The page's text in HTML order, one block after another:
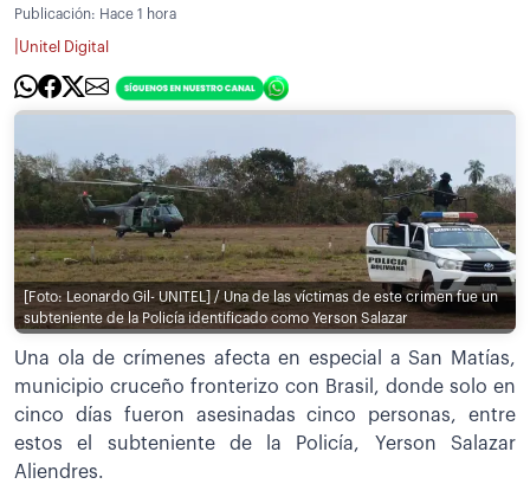
Publicación: Hace 1 hora
Unitel Digital
[Foto: Leonardo Gil- UNITEL] / Una de las víctimas de este crimen fue un
subteniente de la Policía identificado como Yerson Salazar
Una ola de crímenes afecta en especial a San Matías,
municipio cruceño fronterizo con Brasil, donde solo en
cinco días fueron asesinadas cinco personas, entre
estos el subteniente de la Policía, Yerson Salazar
Aliendres.